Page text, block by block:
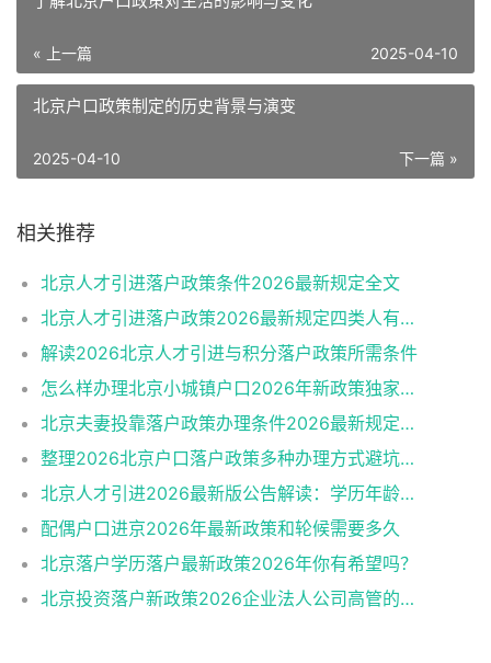
« 上一篇 2025-04-10
北京户口政策制定的历史背景与演变
下一篇 »
2025-04-10
相关推荐
北京人才引进落户政策条件2026最新规定全文
北京人才引进落户政策2026最新规定四类人有资格
解读2026北京人才引进与积分落户政策所需条件
怎么样办理北京小城镇户口2026年新政策独家解读
北京夫妻投靠落户政策办理条件2026最新规定消息
整理2026北京户口落户政策多种办理方式避坑指南
北京人才引进2026最新版公告解读：学历年龄是门槛
配偶户口进京2026年最新政策和轮候需要多久
北京落户学历落户最新政策2026年你有希望吗？
北京投资落户新政策2026企业法人公司高管的福音